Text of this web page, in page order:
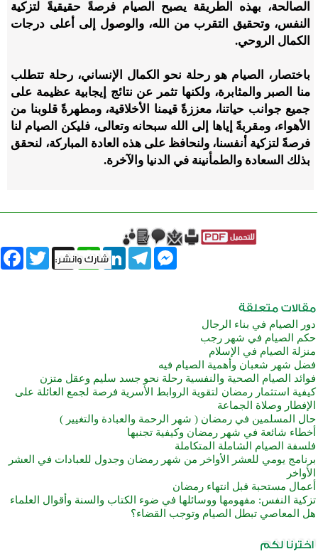
الصالحة، بهذه الطريقة يصبح الصيام فرصةً حقيقيةً لتزكية
النفس، وتحقيق التقرب من الله، والوصول إلى أعلى درجات
الكمال الروحي.
باختصار، الصيام هو رحلة نحو الكمال الإنساني، رحلة تتطلب
منا الصبر والمثابرة، ولكنها تثمر عن نتائج إيجابية عظيمة على
جميع جوانب حياتنا، معززةً قيمنا الأخلاقية، ومطهرةً قلوبنا من
الأهواء، ومقربةً إياها إلى الله سبحانه وتعالى، فليكن الصيام لنا
فرصةً لتزكية أنفسنا، ولنحافظ على هذه العادة المباركة، لنحقق
بذلك السعادة والطمأنينة في الدنيا والآخرة.
Twitter X
WhatsAppLinkedInTelegram
Messenger
دور الصيام في بناء الرجال
حكم الصيام في شهر رجب
منزلة الصيام في الإسلام
فضل شهر شعبان وأهمية الصيام فيه
فوائد الصيام الصحية والنفسية رحلة نحو جسد سليم وعقل متزن
كيفية استثمار رمضان لتقوية الروابط الأسرية فرصة لجمع العائلة على
الإفطار وصلاة الجماعة
حال المسلمين في رمضان ( شهر الرحمة والعبادة والتغيير )
أخطاء شائعة في شهر رمضان وكيفية تجنبها
فلسفة الصيام الشاملة المتكاملة
برنامج يومي للعشر الأواخر من شهر رمضان وجدول للعبادات في العشر
الأواخر
أعمال مستحبة قبل انتهاء رمضان
تزكية النفس: مفهومها ووسائلها في ضوء الكتاب والسنة وأقوال العلماء
هل المعاصي تبطل الصيام وتوجب القضاء؟